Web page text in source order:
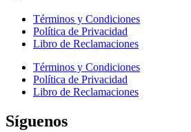
Términos y Condiciones
Política de Privacidad
Libro de Reclamaciones
Términos y Condiciones
Política de Privacidad
Libro de Reclamaciones
Síguenos